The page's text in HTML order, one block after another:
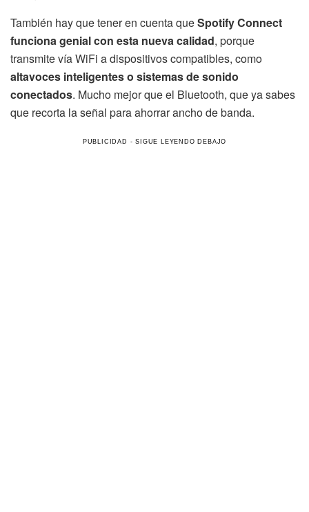
También hay que tener en cuenta queSpotify Connect
funciona genial con esta nueva calidad, porque
transmite vía WiFi a dispositivos compatibles, como
altavoces inteligentes o sistemas de sonido
conectados. Mucho mejor que el Bluetooth, que ya sabes
que recorta la señal para ahorrar ancho de banda.